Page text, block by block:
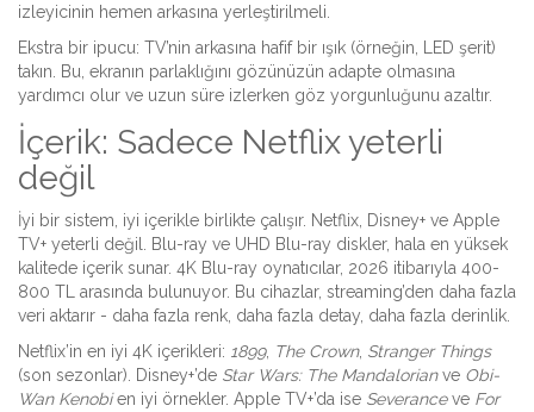
izleyicinin hemen arkasına yerleştirilmeli.
Ekstra bir ipucu: TV’nin arkasına hafif bir ışık (örneğin, LED şerit)
takın. Bu, ekranın parlaklığını gözünüzün adapte olmasına
yardımcı olur ve uzun süre izlerken göz yorgunluğunu azaltır.
İçerik: Sadece Netflix yeterli
değil
İyi bir sistem, iyi içerikle birlikte çalışır. Netflix, Disney+ ve Apple
TV+ yeterli değil. Blu-ray ve UHD Blu-ray diskler, hala en yüksek
kalitede içerik sunar. 4K Blu-ray oynatıcılar, 2026 itibarıyla 400-
800 TL arasında bulunuyor. Bu cihazlar, streaming’den daha fazla
veri aktarır - daha fazla renk, daha fazla detay, daha fazla derinlik.
Netflix’in en iyi 4K içerikleri: 1899, The Crown, Stranger Things
(son sezonlar). Disney+’de Star Wars: The Mandalorianve Obi-
Wan Kenobien iyi örnekler. Apple TV+’da ise Severanceve For